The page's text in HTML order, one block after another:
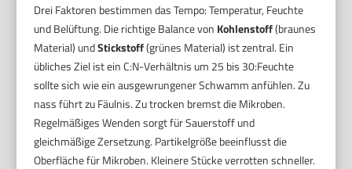
Drei Faktoren bestimmen das Tempo: Temperatur, Feuchte
und Belüftung. Die richtige Balance von Kohlenstoff(braunes
Material) undStickstoff(grünes Material) ist zentral. Ein
übliches Ziel ist ein C:N-Verhältnis um 25 bis 30:Feuchte
sollte sich wie ein ausgewrungener Schwamm anfühlen. Zu
nass führt zu Fäulnis. Zu trocken bremst die Mikroben.
Regelmäßiges Wenden sorgt für Sauerstoff und
gleichmäßige Zersetzung. Partikelgröße beeinflusst die
Oberfläche für Mikroben. Kleinere Stücke verrotten schneller.